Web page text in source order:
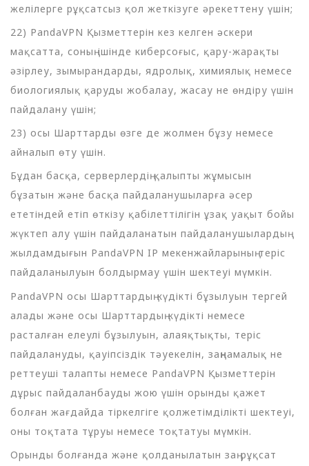
желілерге рұқсатсыз қол жеткізуге әрекеттену үшін;
22) PandaVPN Қызметтерін кез келген әскери
мақсатта, соның ішінде киберсоғыс, қару-жарақты
әзірлеу, зымырандарды, ядролық, химиялық немесе
биологиялық қаруды жобалау, жасау не өндіру үшін
пайдалану үшін;
23) осы Шарттарды өзге де жолмен бұзу немесе
айналып өту үшін.
Бұдан басқа, серверлердің қалыпты жұмысын
бұзатын және басқа пайдаланушыларға әсер
ететіндей етіп өткізу қабілеттілігін ұзақ уақыт бойы
жүктеп алу үшін пайдаланатын пайдаланушылардың
жылдамдығын PandaVPN IP мекенжайларының теріс
пайдаланылуын болдырмау үшін шектеуі мүмкін.
PandaVPN осы Шарттардың күдікті бұзылуын тергей
алады және осы Шарттардың күдікті немесе
расталған елеулі бұзылуын, алаяқтықты, теріс
пайдалануды, қауіпсіздік тәуекелін, заңнамалық не
реттеуші талапты немесе PandaVPN Қызметтерін
дұрыс пайдаланбауды жою үшін орынды қажет
болған жағдайда тіркелгіге қолжетімділікті шектеуі,
оны тоқтата тұруы немесе тоқтатуы мүмкін.
Орынды болғанда және қолданылатын заң рұқсат